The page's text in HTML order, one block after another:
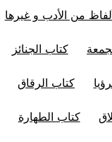
من الأدب و غيرها
كتاب الجنائز
كتاب الرقاق
كتاب الطهارة